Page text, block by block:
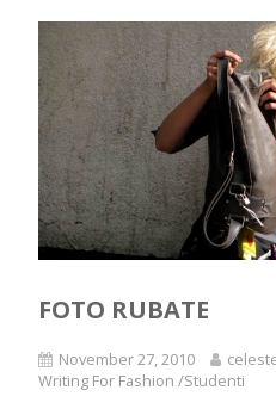
FOTO RUBATE
November 27, 2010
Writing For Fashion /Studenti